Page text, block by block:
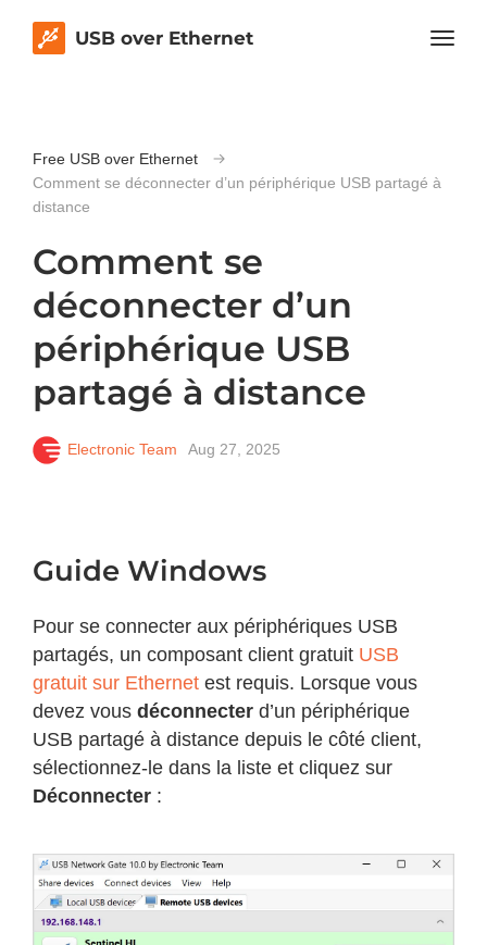
USB over Ethernet
Free USB over Ethernet
Comment se déconnecter d’un périphérique USB partagé à
distance
Comment se
déconnecter d’un
périphérique USB
partagé à distance
Electronic Team Aug 27, 2025
Guide Windows
Pour se connecter aux périphériques USB
partagés, un composant client gratuit USB
gratuit sur Ethernet est requis. Lorsque vous
devez vous déconnecter d’un périphérique
USB partagé à distance depuis le côté client,
sélectionnez-le dans la liste et cliquez sur
Déconnecter :